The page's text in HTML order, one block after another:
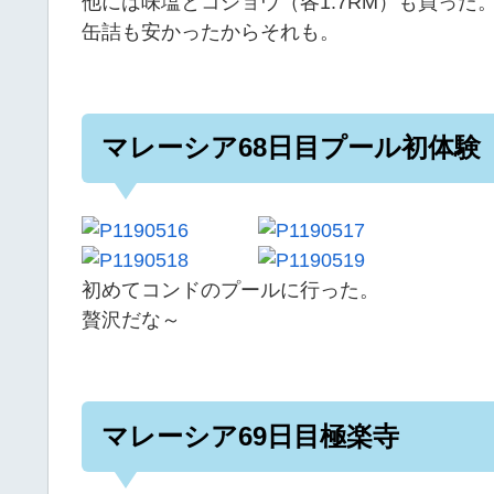
缶詰も安かったからそれも。
マレーシア68日目プール初体験
初めてコンドのプールに行った。
贅沢だな～
マレーシア69日目極楽寺